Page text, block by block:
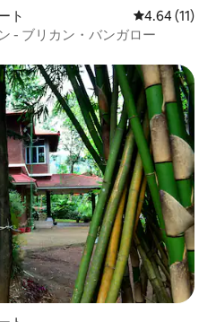
ト レビュー11
4.64 (11)
- ブリカン・バンガロー